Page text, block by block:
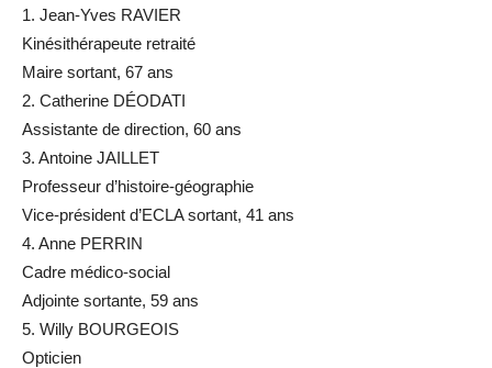
1. Jean-Yves RAVIER
Kinésithérapeute retraité
Maire sortant, 67 ans
2. Catherine DÉODATI
Assistante de direction, 60 ans
3. Antoine JAILLET
Professeur d’histoire-géographie
Vice-président d’ECLA sortant, 41 ans
4. Anne PERRIN
Cadre médico-social
Adjointe sortante, 59 ans
5. Willy BOURGEOIS
Opticien